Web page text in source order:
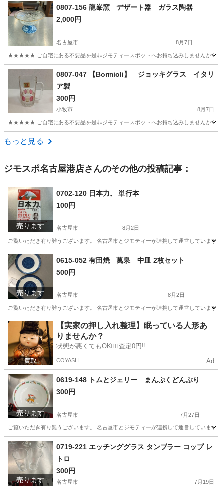
愛知 名古屋市 デザート
0807-156 龍峯窯 デザート器 ガラス陶器
2,000円
名古屋市 8月7日
★★★★★ ご自宅にある不要品を是非ジモティースポットへお持ち込みしませんか？
愛知 名古屋市 デザート
0807-047 【Bormioli】 ジョッキグラス イタリ
ア製
300円
小牧市 8月7日
★★★★★ ご自宅にある不要品を是非ジモティースポットへお持ち込みしませんか？
愛知 小牧市
もっと見る
ジモスポ名古屋港店さんのその他の投稿記事：
売ります
0702-120 日本力。 単行本
100円
名古屋市 8月2日
ご覧いただき有り難うございます。 名古屋市とジモティーが連携して運営してい
愛知 名古屋市 ビジネス、経済 リユース
売ります
0615-052 有田焼 萬泉 中皿 2枚セット
500円
名古屋市 8月2日
ご覧いただき有り難うございます。 名古屋市とジモティーが連携して運営してい
愛知 名古屋市 食器 リユース
【実家の押し入れ整理】眠っている人形あ
りませんか？
状態が悪くてもOK🙆‍♀️査定0円‼️
COYASH Ad
売ります
0619-148 トムとジェリー まんぷくどんぶり
300円
名古屋市 7月27日
ご覧いただき有り難うございます。 名古屋市とジモティーが連携して運営してい
愛知 名古屋市 リユース
売ります
0719-221 エッチンググラス タンブラー コップ レ
トロ
300円
名古屋市 7月19日